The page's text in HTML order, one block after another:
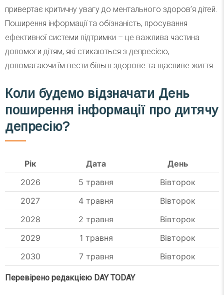
привертає критичну увагу до ментального здоров’я дітей.
Поширення інформації та обізнаність, просування
ефективної системи підтримки – це важлива частина
допомоги дітям, які стикаються з депресією,
допомагаючи їм вести більш здорове та щасливе життя.
Коли будемо відзначати День
поширення інформації про дитячу
депресію?
Рік Дата
День
2026
5 травня
Вівторок
2027
4 травня
Вівторок
2028
2 травня
Вівторок
2029
1 травня
Вівторок
2030
7 травня Вівторок
Перевірено редакцією DAY TODAY